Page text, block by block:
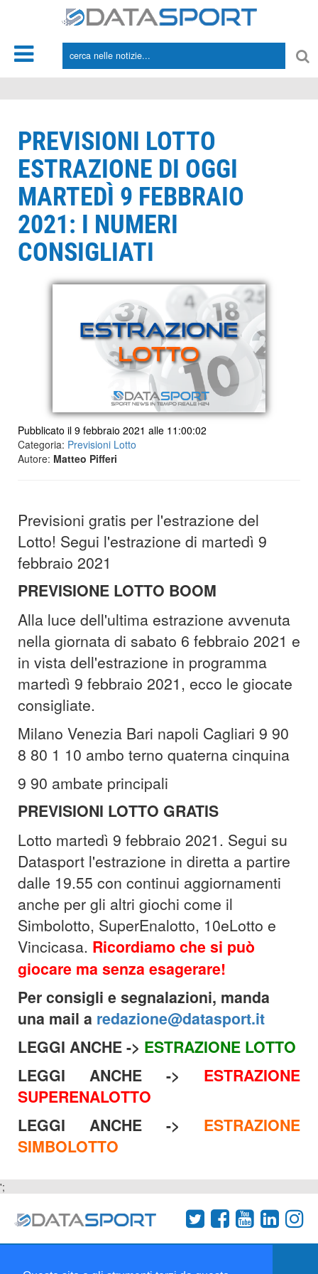
PREVISIONI LOTTO
ESTRAZIONE DI OGGI
MARTEDÌ 9 FEBBRAIO
2021: I NUMERI
CONSIGLIATI
Pubblicato il 9 febbraio 2021 alle 11:00:02
Categoria: Previsioni Lotto
Autore: Matteo Pifferi
Previsioni gratis per l'estrazione del
Lotto! Segui l'estrazione di martedì 9
febbraio 2021
PREVISIONE LOTTO BOOM
Alla luce dell'ultima estrazione avvenuta
nella giornata di sabato 6 febbraio 2021 e
in vista dell'estrazione in programma
martedì 9 febbraio 2021, ecco le giocate
consigliate.
Milano Venezia Bari napoli Cagliari 9 90
8 80 1 10 ambo terno quaterna cinquina
9 90 ambate principali
PREVISIONI LOTTO GRATIS
Lotto martedì 9 febbraio 2021. Segui su
Datasport l'estrazione in diretta a partire
dalle 19.55 con continui aggiornamenti
anche per gli altri giochi come il
Simbolotto, SuperEnalotto, 10eLotto e
Vincicasa. Ricordiamo che si può
giocare ma senza esagerare!
Per consigli e segnalazioni, manda
una mail a redazione@datasport.it
LEGGI ANCHE -> ESTRAZIONE LOTTO
LEGGI ANCHE -> ESTRAZIONE
SUPERENALOTTO
LEGGI ANCHE -> ESTRAZIONE
SIMBOLOTTO
';